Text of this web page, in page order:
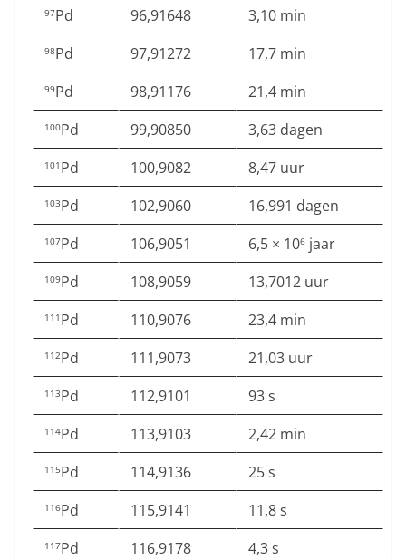
97Pd 96,91648 3,10 min
98Pd 97,91272 17,7 min
99Pd 98,91176 21,4 min
100Pd 99,90850 3,63 dagen
101 Pd 100,9082 8,47 uur
103Pd 102,9060 16,991 dagen
107Pd 106,9051 6,5 × 106 jaar
109Pd 108,9059 13,7012 uur
111 Pd 110,9076 23,4 min
112Pd 111,9073 21,03 uur
113Pd 112,9101 93 s
114Pd 113,9103 2,42 min
115Pd 114,9136 25 s
116Pd 115,9141 11,8 s
117Pd 116,9178 4,3 s